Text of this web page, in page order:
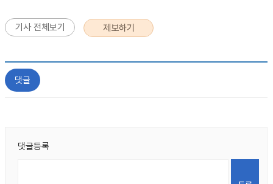
기사 전체보기 제보하기
댓글
댓글등록